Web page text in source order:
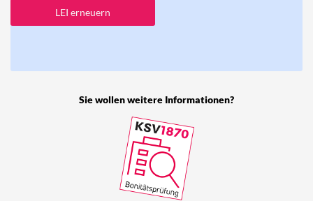
LEI erneuern
Sie wollen weitere Informationen?